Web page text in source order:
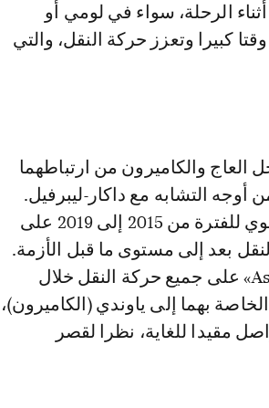
أثناء الرحلة، سواء في لومي أو
كبيرا وتعزز حركة النقل، والتي
العاج والكاميرون من ارتباطهما
أوجه التشابه مع داكار-ليبرفيل.
وتشير الدراسة إلى أنه «لوحظ متوسط نمو قوي للفترة من 2015 إلى 2019 على
بعد إلى مستوى ما قبل الأزمة.
استحوذت شركتا الطيران لساحل العاج و«Asky» على جميع حركة النقل خلال
بهما إلى ياوندي (الكاميرون)،
مقيدا للغاية، نظرا لقصر